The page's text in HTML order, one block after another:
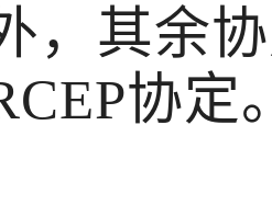
，其余
协定